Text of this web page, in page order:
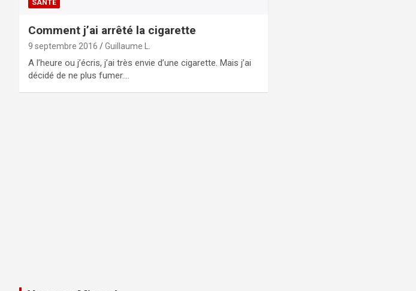
SANTÉ
Comment j’ai arrêté la cigarette
9 septembre 2016 Guillaume L.
A l’heure ou j’écris, j’ai très envie d’une cigarette. Mais j’ai
décidé de ne plus fumer.…